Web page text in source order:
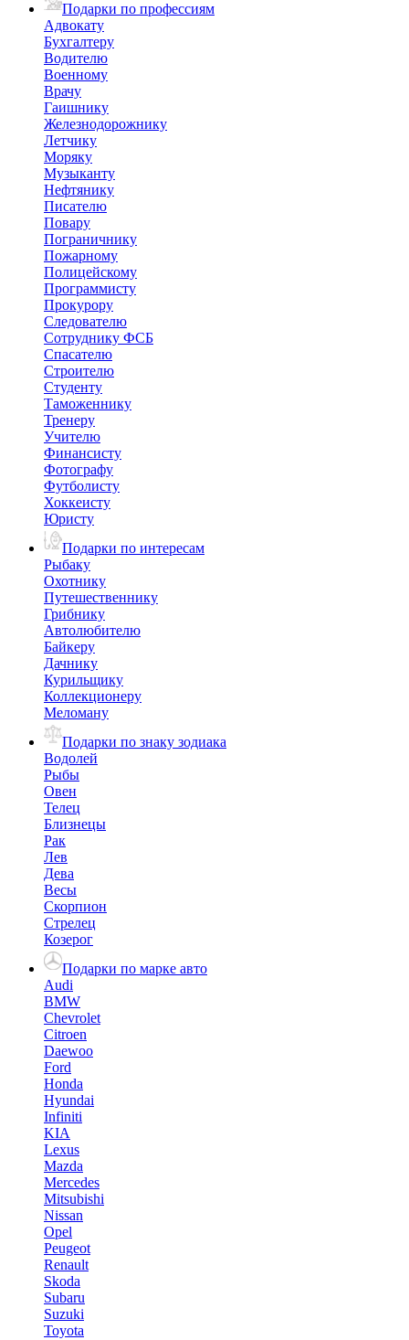
Подарки по профессиям
Адвокату
Бухгалтеру
Водителю
Военному
Врачу
Гаишнику
Железнодорожнику
Летчику
Моряку
Музыканту
Нефтянику
Писателю
Повару
Пограничнику
Пожарному
Полицейскому
Программисту
Прокурору
Следователю
Сотруднику ФСБ
Спасателю
Строителю
Студенту
Таможеннику
Тренеру
Учителю
Финансисту
Фотографу
Футболисту
Хоккеисту
Юристу
Подарки по интересам
Рыбаку
Охотнику
Путешественнику
Грибнику
Автолюбителю
Байкеру
Дачнику
Курильщику
Коллекционеру
Меломану
Подарки по знаку зодиака
Водолей
Рыбы
Овен
Телец
Близнецы
Рак
Лев
Дева
Весы
Скорпион
Стрелец
Козерог
Подарки по марке авто
Audi
BMW
Chevrolet
Citroen
Daewoo
Ford
Honda
Hyundai
Infiniti
KIA
Lexus
Mazda
Mercedes
Mitsubishi
Nissan
Opel
Peugeot
Renault
Skoda
Subaru
Suzuki
Toyota